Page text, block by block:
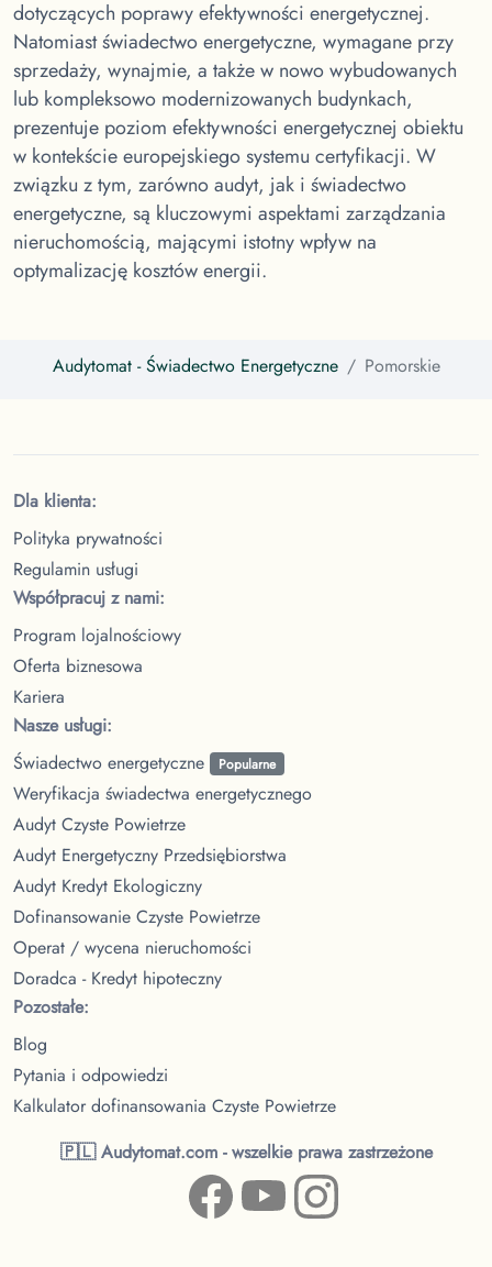
dotyczących poprawy efektywności energetycznej.
Natomiast świadectwo energetyczne, wymagane przy
sprzedaży, wynajmie, a także w nowo wybudowanych
lub kompleksowo modernizowanych budynkach,
prezentuje poziom efektywności energetycznej obiektu
w kontekście europejskiego systemu certyfikacji. W
związku z tym, zarówno audyt, jak i świadectwo
energetyczne, są kluczowymi aspektami zarządzania
nieruchomością, mającymi istotny wpływ na
optymalizację kosztów energii.
Audytomat- Świadectwo Energetyczne Pomorskie
Dla klienta:
Polityka prywatności
Regulamin usługi
Współpracuj z nami:
Program lojalnościowy
Oferta biznesowa
Kariera
Nasze usługi:
Świadectwo energetyczne
Popularne
Weryfikacja świadectwa energetycznego
Audyt Czyste Powietrze
Audyt Energetyczny Przedsiębiorstwa
Audyt Kredyt Ekologiczny
Dofinansowanie Czyste Powietrze
Operat / wycena nieruchomości
Doradca - Kredyt hipoteczny
Pozostałe:
Blog
Pytania i odpowiedzi
Kalkulator dofinansowania Czyste Powietrze
🇵🇱 Audytomat.com - wszelkie prawa zastrzeżone